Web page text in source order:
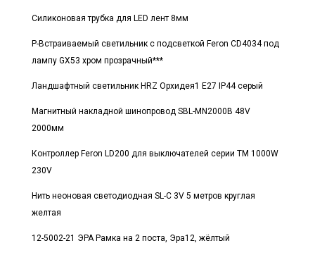
Силиконовая трубка для LED лент 8мм
Р-Встраиваемый светильник с подсветкой Feron CD4034 под
лампу GX53 хром прозрачный***
Ландшафтный светильник HRZ Орхидея1 E27 IP44 серый
Магнитный накладной шинопровод SBL-MN2000B 48V
2000мм
Контроллер Feron LD200 для выключателей серии TM 1000W
230V
Нить неоновая светодиодная SL-C 3V 5 метров круглая
желтая
12-5002-21 ЭРА Рамка на 2 поста, Эра12, жёлтый